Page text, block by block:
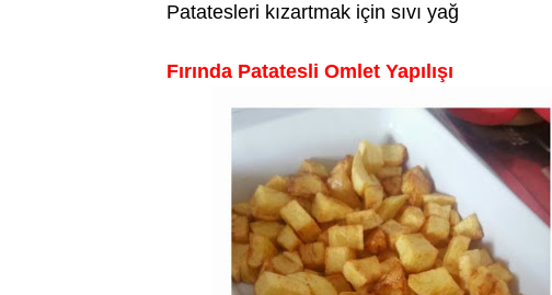
Patatesleri kızartmak için sıvı yağ
Fırında Patatesli Omlet Yapılışı